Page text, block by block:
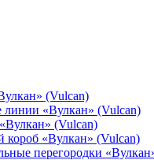
(Vulcan)
линии «Вулкан» (Vulcan)
(Vulcan)
короб «Вулкан» (Vulcan)
перегородки